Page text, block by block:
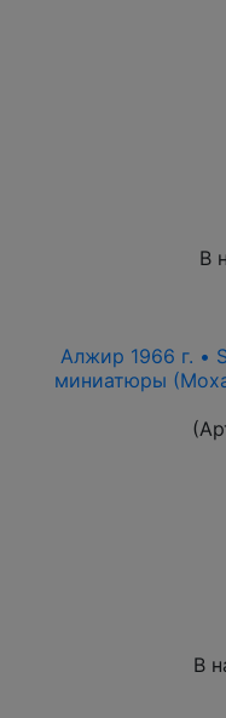
В
Алжир 1966 г. •
миниатюры
В